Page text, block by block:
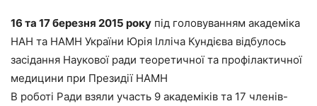
16 та 17 березня 2015 року під головуванням академіка
НАН та НАМН України Юрія Ілліча Кундієва відбулось
засідання Наукової ради теоретичної та профілактичної
медицини при Президії НАМН
В роботі Ради взяли участь 9 академіків та 17 членів-